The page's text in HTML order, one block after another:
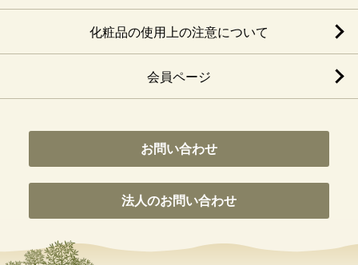
化粧品の使用上の注意について
会員ページ
お問い合わせ
法人のお問い合わせ